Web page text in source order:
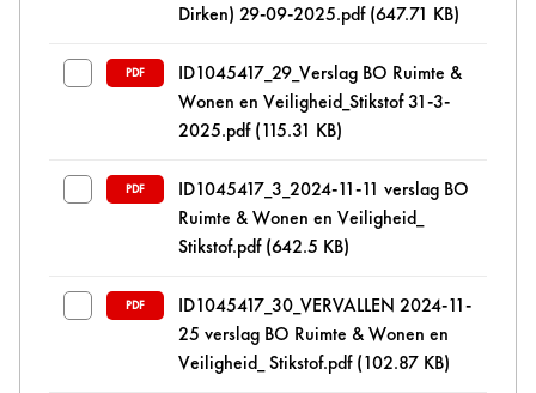
Dirken) 29-09-2025.pdf (647.71 KB)
PDF
ID1045417_29_Verslag BO Ruimte &
Wonen en Veiligheid_Stikstof 31-3-
2025.pdf (115.31 KB)
PDF
ID1045417_3_2024-11-11 verslag BO
Ruimte & Wonen en Veiligheid_
Stikstof.pdf (642.5 KB)
PDF
ID1045417_30_VERVALLEN 2024-11-
25 verslag BO Ruimte & Wonen en
Veiligheid_ Stikstof.pdf (102.87 KB)